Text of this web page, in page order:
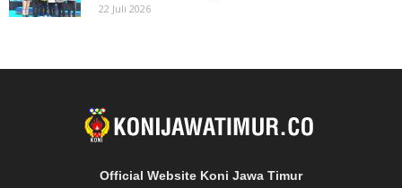
22 Juli 2026
Official Website Koni Jawa Timur